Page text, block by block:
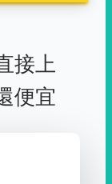
接上
便宜